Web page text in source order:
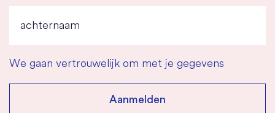
We gaan vertrouwelijk om met je gegevens